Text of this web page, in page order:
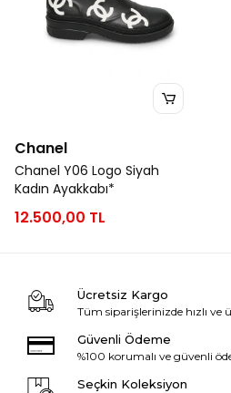
Chanel
Chanel Y06 Logo Siyah
Kadın Ayakkabı*
12.500,00 TL
Ücretsiz Kargo
Tüm siparişlerinizde hızlı ve
Güvenli Ödeme
%100 korumalı ve güvenli
Seçkin Koleksiyon